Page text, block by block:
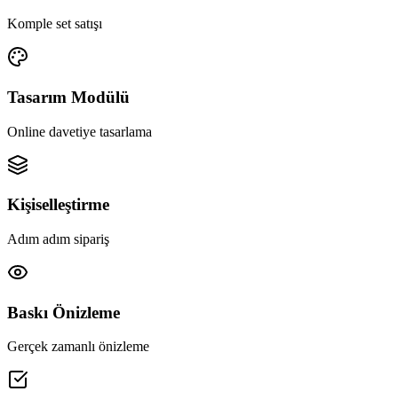
Komple set satışı
Tasarım Modülü
Online davetiye tasarlama
Kişiselleştirme
Adım adım sipariş
Baskı Önizleme
Gerçek zamanlı önizleme